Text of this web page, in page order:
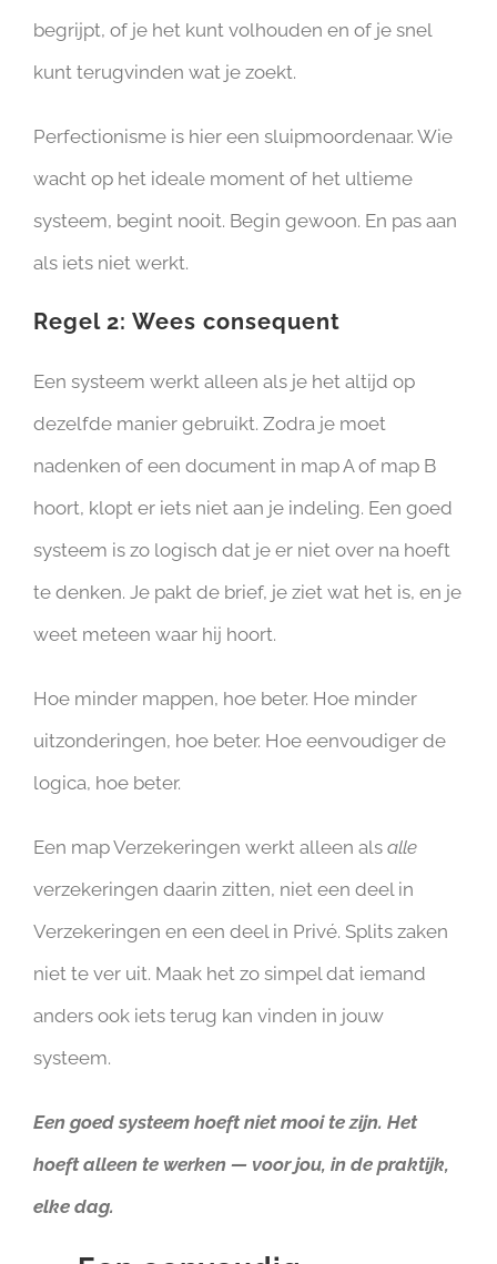
begrijpt, of je het kunt volhouden en of je snel
kunt terugvinden wat je zoekt.
Perfectionisme is hier een sluipmoordenaar. Wie
wacht op het ideale moment of het ultieme
systeem, begint nooit. Begin gewoon. En pas aan
als iets niet werkt.
Regel 2: Wees consequent
Een systeem werkt alleen als je het altijd op
dezelfde manier gebruikt. Zodra je moet
nadenken of een document in map A of map B
hoort, klopt er iets niet aan je indeling. Een goed
systeem is zo logisch dat je er niet over na hoeft
te denken. Je pakt de brief, je ziet wat het is, en je
weet meteen waar hij hoort.
Hoe minder mappen, hoe beter. Hoe minder
uitzonderingen, hoe beter. Hoe eenvoudiger de
logica, hoe beter.
Een map Verzekeringen werkt alleen als alle
verzekeringen daarin zitten, niet een deel in
Verzekeringen en een deel in Privé. Splits zaken
niet te ver uit. Maak het zo simpel dat iemand
anders ook iets terug kan vinden in jouw
systeem.
Een goed systeem hoeft niet mooi te zijn. Het
hoeft alleen te werken — voor jou, in de praktijk,
elke dag.